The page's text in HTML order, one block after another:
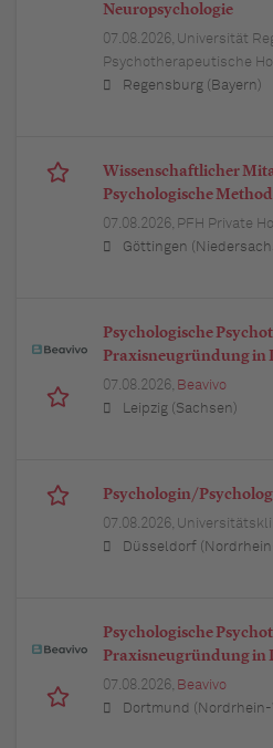
Neuropsychologie
07.08.2026, Universität
Psychotherapeutische
Regensburg (Bayern)
Wissenschaftlicher
Psychologische
07.08.2026, PFH Private
Göttingen
Psychologische
Praxisneugründung in
07.08.2026, Beavivo
Leipzig (Sachsen)
Psychologin/
07.08.2026,
Düsseldorf
Psychologische
Praxisneugründung in
07.08.2026, Beavivo
Dortmund